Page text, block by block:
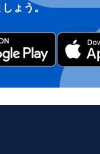
device supports
an eSIM
details that you can
you can enjoy the
ょう。
アカウントを作成してく